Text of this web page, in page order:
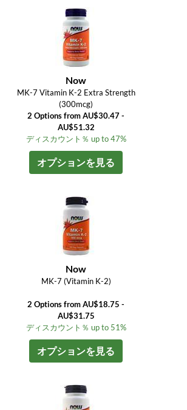
Now
MK-7 Vitamin K-2 Extra Strength
(300mcg)
2 Options from AU$30.47 -
AU$51.32
ディスカウント％ up to 47%
オプションを見る
Now
MK-7 (Vitamin K-2)
2 Options from AU$18.75 -
AU$31.75
ディスカウント％ up to 51%
オプションを見る